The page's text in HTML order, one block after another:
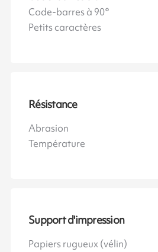
Code-barres à 90°
Petits caractères
Résistance
Abrasion
Température
Support d'impression
Papiers rugueux (vélin)